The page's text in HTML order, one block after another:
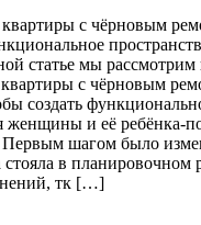
с чёрновым
статье мы рассмотрим
с чёрновым
создать
женщины и её ребёнка-
шагом было
стояла в планировочном
тк […]